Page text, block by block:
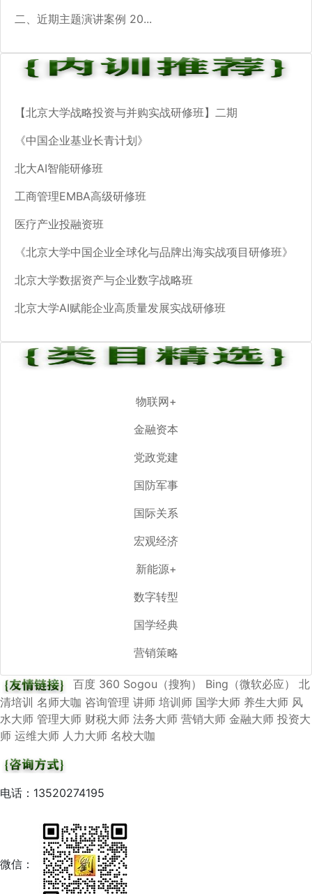
二、近期主题演讲案例 20...
【北京大学战略投资与并购实战研修班】二期
《中国企业基业长青计划》
北大AI智能研修班
工商管理EMBA高级研修班
医疗产业投融资班
《北京大学中国企业全球化与品牌出海实战项目研修班》
北京大学数据资产与企业数字战略班
北京大学AI赋能企业高质量发展实战研修班
物联网+
金融资本
党政党建
国防军事
国际关系
宏观经济
新能源+
数字转型
国学经典
营销策略
百度 360 Sogou（搜狗） Bing（微软必应）
北
清培训 名师大咖 咨询管理 讲师 培训师 国学大师 养生大师 风
水大师 管理大师 财税大师 法务大师 营销大师 金融大师 投资大
师 运维大师 人力大师 名校大咖
电话：13520274195
微信：